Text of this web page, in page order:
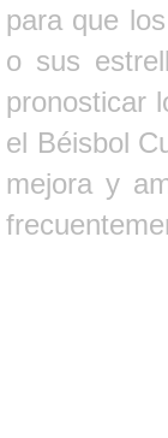
para que
o sus
pronosticar
el Béisbol
mejora y